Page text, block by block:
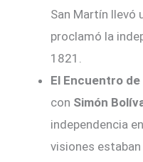
San Martín llevó
proclamó la
1821.
El Encuentro de
con Simón
independencia
visiones estaban